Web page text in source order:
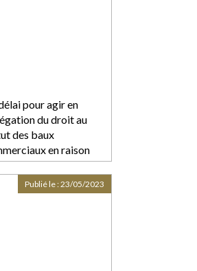
pour agir en
du droit au
des baux
en raison
défaut
au RCS
Publié le :23/05/2023